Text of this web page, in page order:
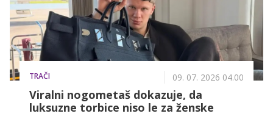
TRAČI 09. 07. 2026 04.00
Viralni nogometaš dokazuje, da
luksuzne torbice niso le za ženske